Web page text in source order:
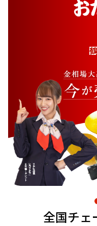
鶴
全国チェ